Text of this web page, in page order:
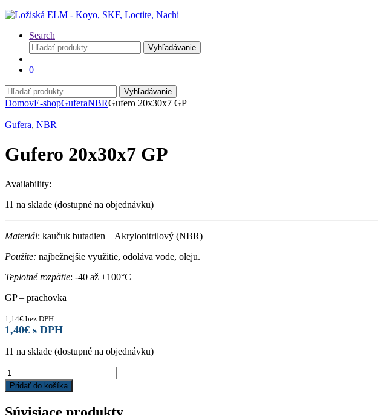
Search
Hľadať:
Vyhľadávanie
0
Hľadať:
Vyhľadávanie
DomovE-shopGuferaNBRGufero 20x30x7 GP
Gufera, NBR
Gufero 20x30x7 GP
Availability:
11 na sklade (dostupné na objednávku)
Materiál: kaučuk butadien – Akrylonitrilový (NBR)
Použite: najbežnejšie využitie, odoláva vode, oleju.
Teplotné rozpätie: -40 až +100°C
GP – prachovka
1,14€ bez DPH
1,40€ s DPH
11 na sklade (dostupné na objednávku)
Gufero
20x30x7
GP
Pridať do košíka
Súvisiace produkty